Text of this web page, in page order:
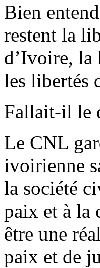
Bien
restent la
d’Ivoire, la
les libertés
Fallait-il le
Le CNL
ivoirienne
la société
paix et à la
être une
paix et de